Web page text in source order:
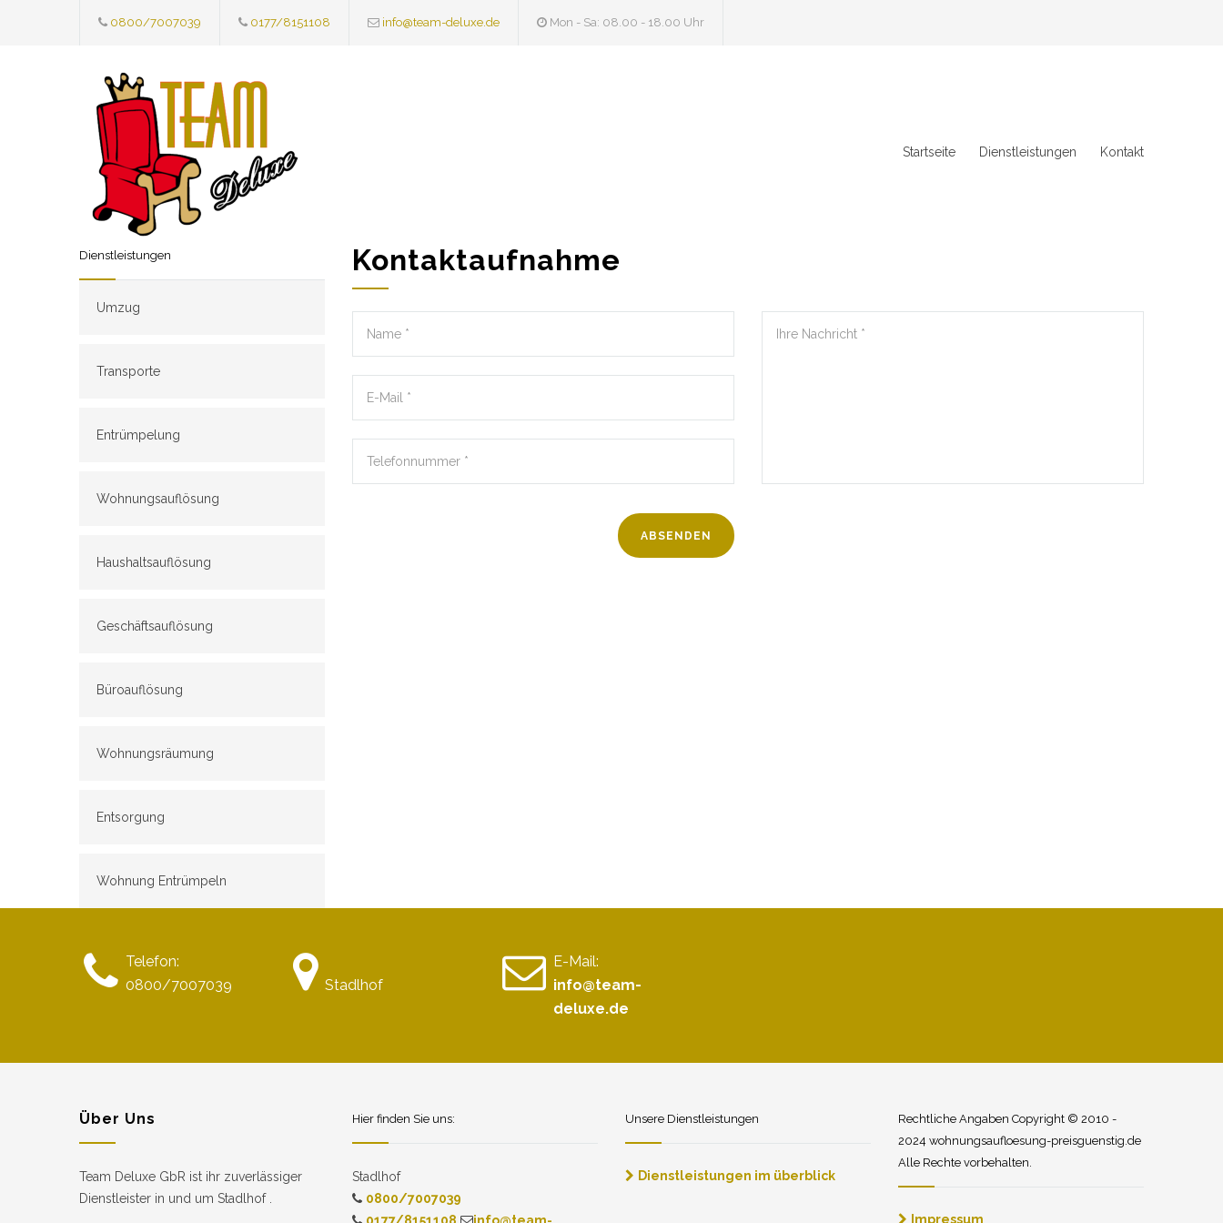
0800/7007039 0177/8151108 info@team-deluxe.de Mon - Sa: 08.00 - 18.00 Uhr
Startseite Dienstleistungen Kontakt
Dienstleistungen
Umzug
Transporte
Entrümpelung
Wohnungsauflösung
Haushaltsauflösung
Geschäftsauflösung
Büroauflösung
Wohnungsräumung
Entsorgung
Wohnung Entrümpeln
Kontaktaufnahme
Telefon:
0800/7007039
Stadlhof
E-Mail:
info@team-
deluxe.de
Über Uns
Team Deluxe GbR ist ihr zuverlässiger
Dienstleister in und um Stadlhof .
Hier finden Sie uns:
Stadlhof
0800/7007039
Unsere Dienstleistungen
Dienstleistungen im überblick
Rechtliche Angaben Copyright © 2010 -
2024 wohnungsaufloesung-preisguenstig.de
Alle Rechte vorbehalten.
Impressum